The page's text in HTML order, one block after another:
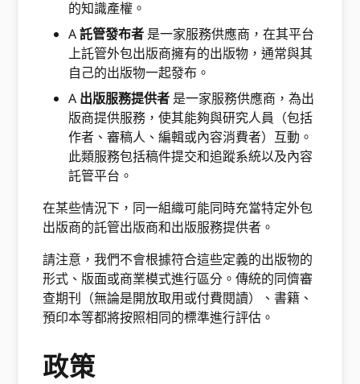
的知識產權。
A託管發布者 是一家服務供應商，在其平台
上託管外包出版商擁有的出版物，通常與其
自己的出版物一起發布。
A 出版服務提供者 是一家服務供應商，為出
版商提供服務，使其能夠與研究人員（包括
作者、審稿人、編輯或內容消費者）互動。
此類服務包括稿件提交和追蹤系統以及內容
託管平台。
在某些情況下，同一組織可能同時充當特定外包
出版商的託管出版商和出版服務提供者。
請注意，我們不會根據符合這些定義的出版物的
形式、版面或商業模式進行區分。傳統的同儕審
查期刊（無論是開放取用或付費閱讀）、書籍、
預印本等都將按照相同的標準進行評估。
政策